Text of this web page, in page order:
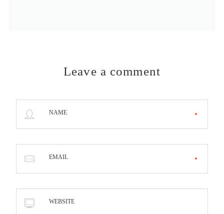
Leave a comment
NAME
EMAIL
WEBSITE